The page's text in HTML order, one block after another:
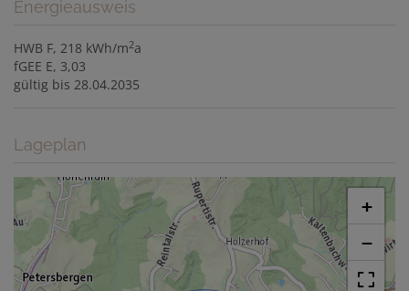
Energieausweis
HWB F, 218 kWh/m2a
fGEE E, 3,03
gültig bis 28.04.2035
Lageplan
+
−